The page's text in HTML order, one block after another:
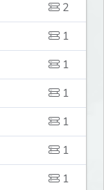
2
1
1
1
1
1
1